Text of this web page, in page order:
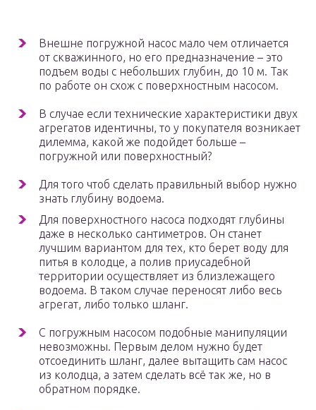
Внешне погружной насос мало чем отличается
от скважинного, но его предназначение – это
подъем воды с небольших глубин, до 10 м. Так
по работе он схож с поверхностным насосом.
В случае если технические характеристики двух
агрегатов идентичны, то у покупателя возникает
дилемма, какой же подойдет больше –
погружной или поверхностный?
Для того чтоб сделать правильный выбор нужно
знать глубину водоема.
Для поверхностного насоса подходят глубины
даже в несколько сантиметров. Он станет
лучшим вариантом для тех, кто берет воду для
питья в колодце, а полив приусадебной
территории осуществляет из близлежащего
водоема. В таком случае переносят либо весь
агрегат, либо только шланг.
С погружным насосом подобные манипуляции
невозможны. Первым делом нужно будет
отсоединить шланг, далее вытащить сам насос
из колодца, а затем сделать всё так же, но в
обратном порядке.